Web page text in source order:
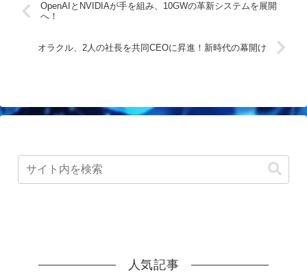
OpenAIとNVIDIAが手を組み、10GWの革新システムを展開
へ！
オラクル、2人の社長を共同CEOに昇進！新時代の幕開け
人気記事